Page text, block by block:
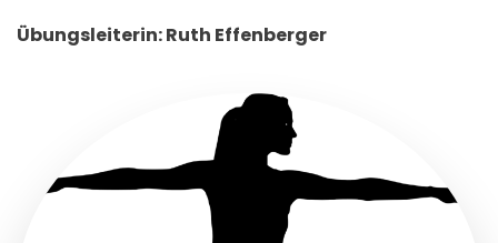
Übungsleiterin: Ruth Effenberger